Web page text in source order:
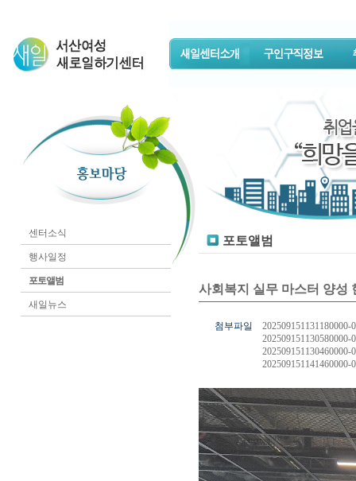
센터소식
행사일정
포토앨범
새일뉴스
포토앨범
사회복지 실무 마스터 양성
첨부파일
202509151131180000-
202509151130580000-
202509151130460000-
202509151141460000-